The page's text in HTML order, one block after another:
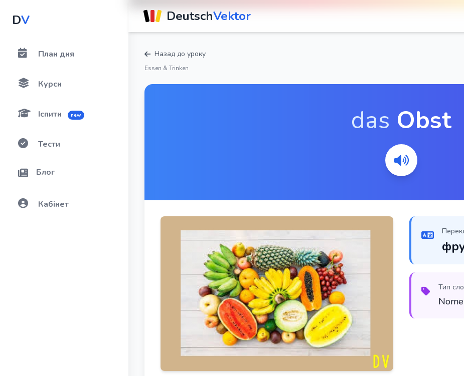
DV
План дня
Курси
Іспити new
Тести
Блог
Кабінет
DeutschVektor
Назад до уроку
Essen & Trinken
das Obst
Тип